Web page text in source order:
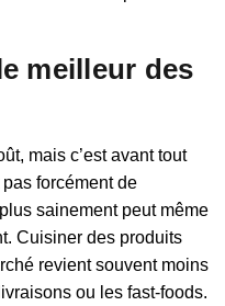
meilleur des
mais c’est avant tout
forcément de
sainement peut même
Cuisiner des produits
revient souvent moins
ou les fast-foods.